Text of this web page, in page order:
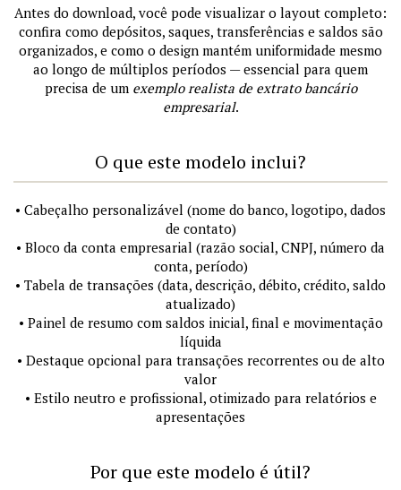
Antes do download, você pode visualizar o layout completo:
confira como depósitos, saques, transferências e saldos são
organizados, e como o design mantém uniformidade mesmo
ao longo de múltiplos períodos — essencial para quem
precisa de um exemplo realista de extrato bancário
empresarial.
O que este modelo inclui?
• Cabeçalho personalizável (nome do banco, logotipo, dados
de contato)
• Bloco da conta empresarial (razão social, CNPJ, número da
conta, período)
• Tabela de transações (data, descrição, débito, crédito, saldo
atualizado)
• Painel de resumo com saldos inicial, final e movimentação
líquida
• Destaque opcional para transações recorrentes ou de alto
valor
• Estilo neutro e profissional, otimizado para relatórios e
apresentações
Por que este modelo é útil?